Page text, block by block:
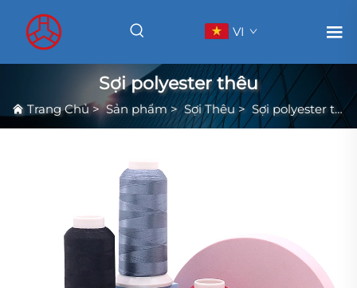
VI
Sợi polyester thêu
Trang Chủ>Sản phẩm>Sợi Thêu> Sợi polyester thêu